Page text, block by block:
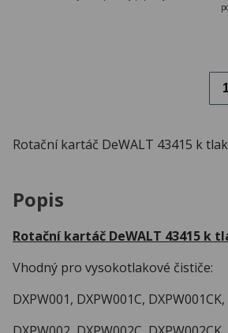
Rotační kartáč DeWALT 43415 k
Popis
Rotační kartáč DeWALT 43415 k
Vhodný pro vysokotlakové čističe:
DXPW001, DXPW001C,